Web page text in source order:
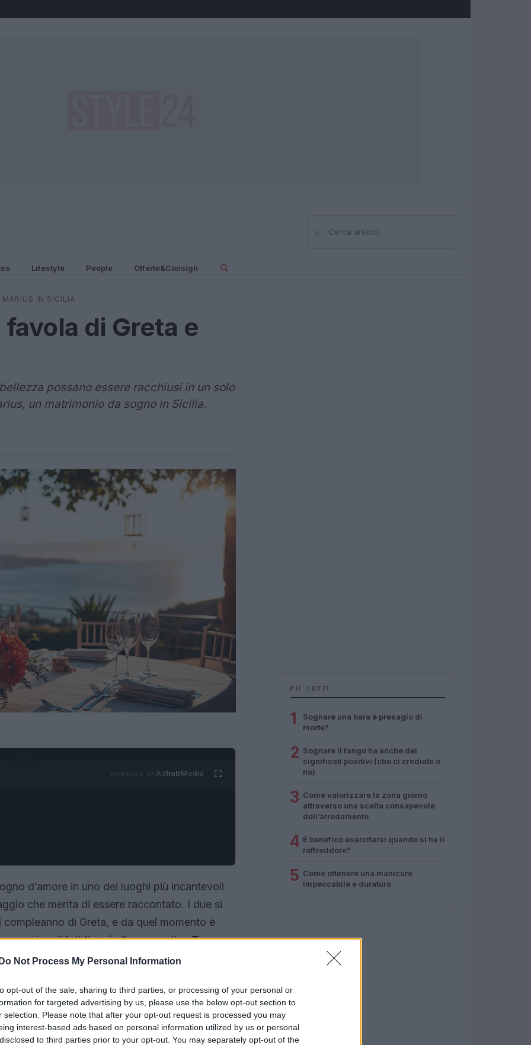
Do Not Process My Personal Information
opt-out of the sale, sharing to third parties, or processing of your personal or
for targeted advertising by us, please use the below opt-out section to
selection. Please note that after your opt-out request is processed you may
interest-based ads based on personal information utilized by us or personal
to third parties prior to your opt-out. You may separately opt-out of the
⌕Cerca
Lifestyle People Offerte&Consigli
IN SICILIA
di Greta e
possano essere racchiusi in un solo
un matrimonio da sogno in Sicilia.
AdhubMedia
d’amore in uno dei luoghi più incantevoli
che merita di essere raccontato. I due si
di Greta, e da quel momento è
il fatidico sì alla suggestivaTonnara
PIÙ LETTI
1
Sognare una bara è presagio di
morte?
2 Sognare il fango ha anche dei
significati positivi (che ci crediate o
no)
3 Come valorizzare la zona giorno
attraverso una scelta consapevole
dell’arredamento
4 È benefico esercitarsi quando si ha il
raffreddore?
5 Come ottenere una manicure
impeccabile e duratura